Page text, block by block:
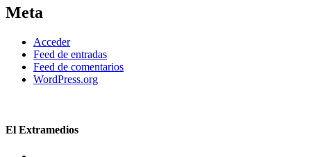
Meta
Acceder
Feed de entradas
Feed de comentarios
WordPress.org
El Extramedios